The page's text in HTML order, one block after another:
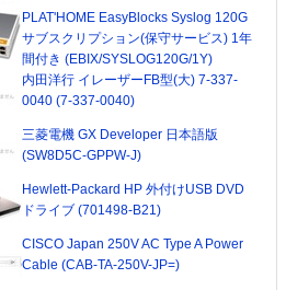
PLAT'HOME EasyBlocks Syslog 120G
サブスクリプション(保守サービス) 1年
間付き (EBIX/SYSLOG120G/1Y)
内田洋行 イレーザーFB型(大) 7-337-
0040 (7-337-0040)
三菱電機 GX Developer 日本語版
(SW8D5C-GPPW-J)
Hewlett-Packard HP 外付けUSB DVD
ドライブ (701498-B21)
CISCO Japan 250V AC Type A Power
Cable (CAB-TA-250V-JP=)